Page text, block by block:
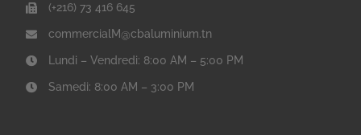
(+216) 73 416 645
commercialM@cbaluminium.tn
Lundi – Vendredi: 8:00 AM – 5:00 PM
Samedi: 8:00 AM – 3:00 PM